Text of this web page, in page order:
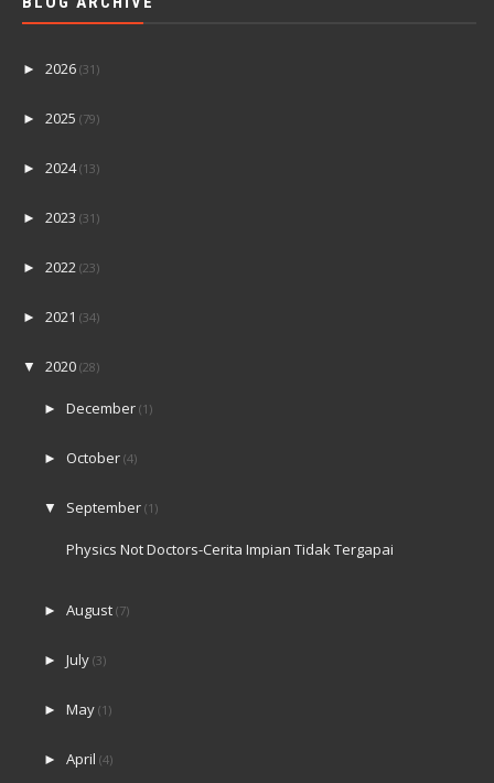
► 2026 (31)
► 2025 (79)
► 2024(13)
► 2023 (31)
► 2022 (23)
► 2021 (34)
▼ 2020 (28)
►December(1)
► October(4)
▼ September(1)
Physics Not Doctors-Cerita Impian Tidak Tergapai
►August(7)
►July(3)
►May(1)
►April(4)